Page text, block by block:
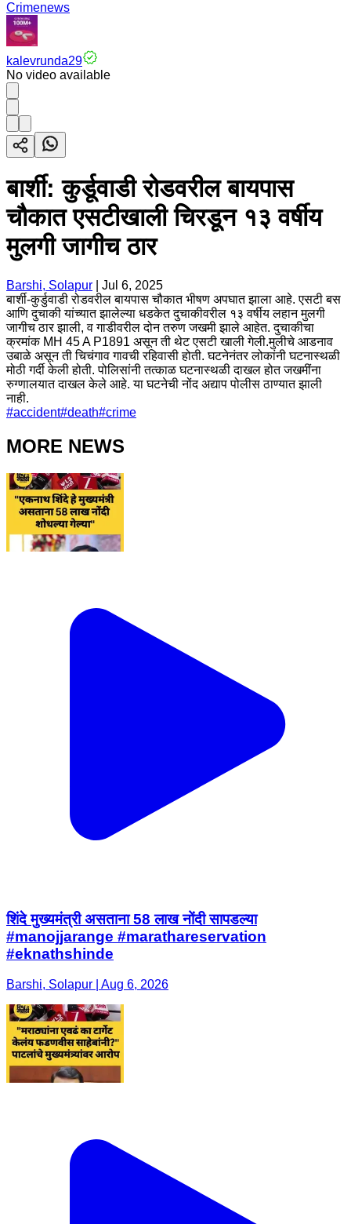
Crimenews
kalevrunda29
No video available
बार्शी: कुर्डूवाडी रोडवरील बायपास
चौकात एसटीखाली चिरडून १३ वर्षीय
मुलगी जागीच ठार
Barshi, Solapur
Jul 6, 2025
बार्शी-कुर्डुवाडी रोडवरील बायपास चौकात भीषण अपघात झाला आहे. एसटी बस
आणि दुचाकी यांच्यात झालेल्या धडकेत दुचाकीवरील १३ वर्षीय लहान मुलगी
जागीच ठार झाली, व गाडीवरील दोन तरुण जखमी झाले आहेत. दुचाकीचा
क्रमांक MH 45 A P1891 असून ती थेट एसटी खाली गेली.मुलीचे आडनाव
उबाळे असून ती चिचंगाव गावची रहिवासी होती. घटनेनंतर लोकांनी घटनास्थळी
मोठी गर्दी केली होती. पोलिसांनी तत्काळ घटनास्थळी दाखल होत जखमींना
रुग्णालयात दाखल केले आहे. या घटनेची नोंद अद्याप पोलीस ठाण्यात झाली
नाही.
#accident#death#crime
MORE NEWS
शिंदे मुख्यमंत्री असताना 58 लाख नोंदी सापडल्या
#manojjarange #marathareservation
#eknathshinde
Barshi, Solapur | Aug 6, 2026